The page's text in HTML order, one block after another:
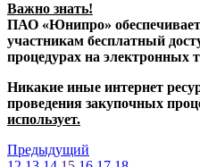
Важно знать!
ПАО «Юнипро»
участникам бесплатный
процедурах на электронных
Никакие иные интернет
проведения закупочных
использует.
Предыдущий